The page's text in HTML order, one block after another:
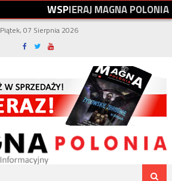
WSPIERAJMAGNAPOLONIA
Piątek, 07 Sierpnia 2026